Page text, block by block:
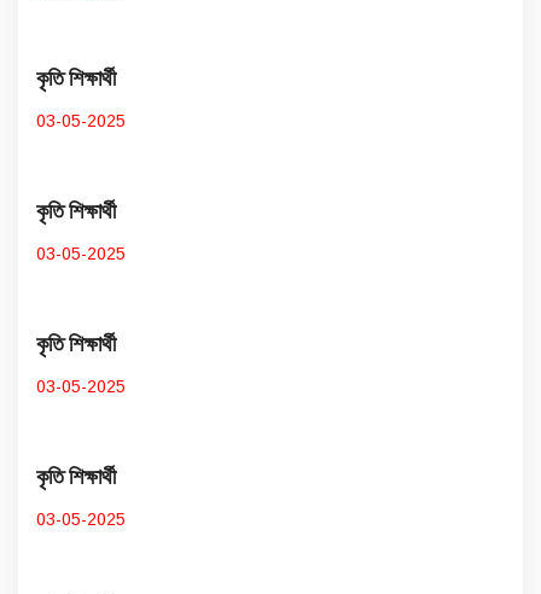
কৃতি শিক্ষার্থী
03-05-2025
কৃতি শিক্ষার্থী
03-05-2025
কৃতি শিক্ষার্থী
03-05-2025
কৃতি শিক্ষার্থী
03-05-2025